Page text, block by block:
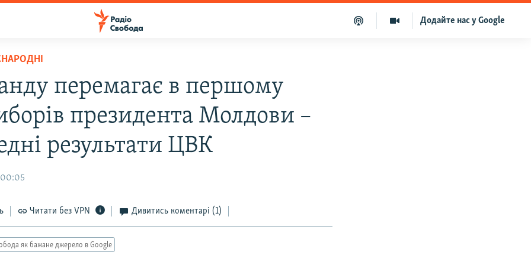
Додайте нас у Google
перемагає в першому
президента Молдови –
результати ЦВК
00:05
Читати без VPN Дивитись коментарі (1)
як бажане джерело в Google